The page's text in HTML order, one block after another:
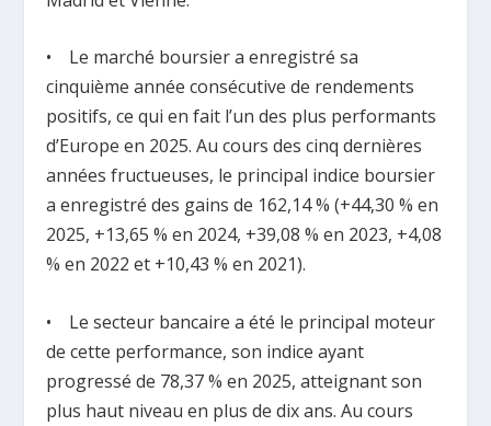
• Le marché boursier a enregistré sa
cinquième année consécutive de rendements
positifs, ce qui en fait l’un des plus performants
d’Europe en 2025. Au cours des cinq dernières
années fructueuses, le principal indice boursier
a enregistré des gains de 162,14 % (+44,30 % en
2025, +13,65 % en 2024, +39,08 % en 2023, +4,08
% en 2022 et +10,43 % en 2021).
• Le secteur bancaire a été le principal moteur
de cette performance, son indice ayant
progressé de 78,37 % en 2025, atteignant son
plus haut niveau en plus de dix ans. Au cours